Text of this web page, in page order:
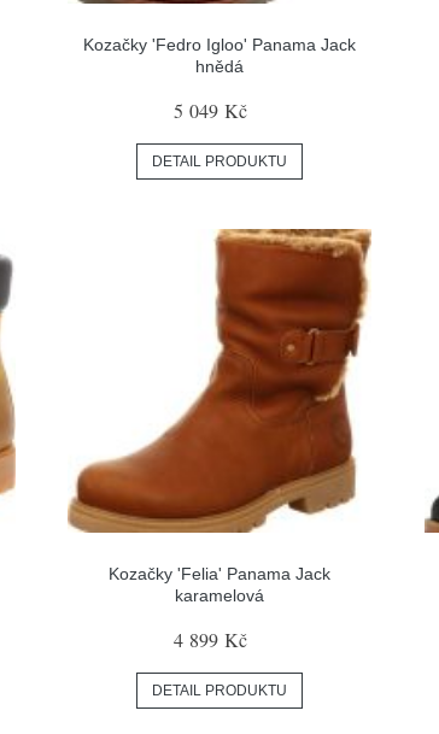
Kozačky 'Fedro Igloo' Panama Jack
hnědá
5 049 Kč
DETAIL PRODUKTU
Kozačky 'Felia' Panama Jack
karamelová
4 899 Kč
DETAIL PRODUKTU